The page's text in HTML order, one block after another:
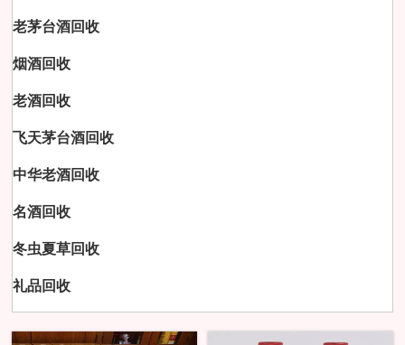
老茅台酒回收
烟酒回收
老酒回收
飞天茅台酒回收
中华老酒回收
名酒回收
冬虫夏草回收
礼品回收